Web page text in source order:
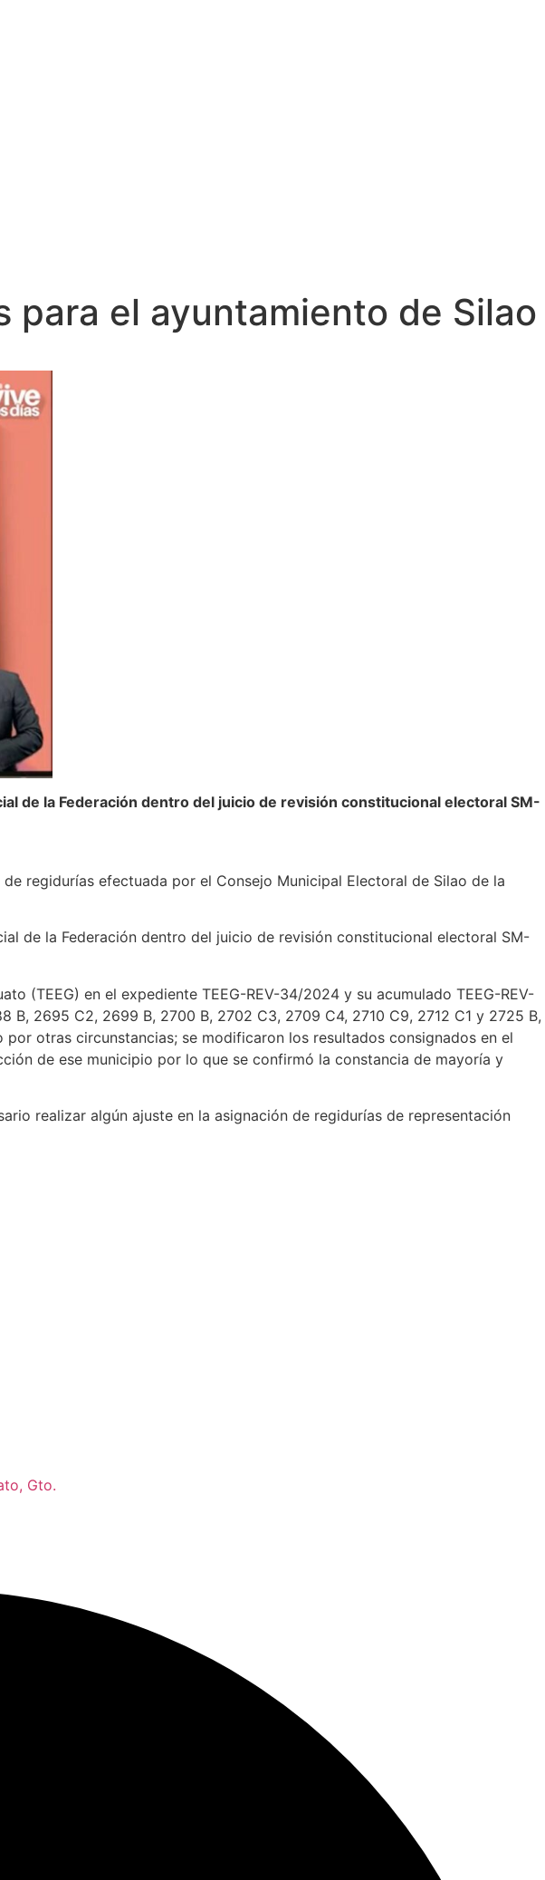
para el ayuntamiento de Silao
de la Federación dentro del juicio de revisión constitucional electoral SM-
regidurías efectuada por el Consejo Municipal Electoral de Silao de la
de la Federación dentro del juicio de revisión constitucional electoral SM-
(TEEG) en el expediente TEEG-REV-34/2024 y su acumulado TEEG-REV-
2695 C2, 2699 B, 2700 B, 2702 C3, 2709 C4, 2710 C9, 2712 C1 y 2725 B,
otras circunstancias; se modificaron los resultados consignados en el
de ese municipio por lo que se confirmó la constancia de mayoría y
realizar algún ajuste en la asignación de regidurías de representación
Gto.